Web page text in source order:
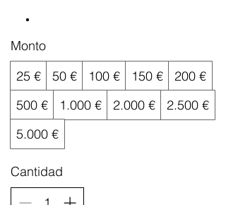
Monto
25 €
50 € 100 € 150 €
200 €
500 €
1.000 € 2.000 €
2.500 €
5.000 €
Cantidad